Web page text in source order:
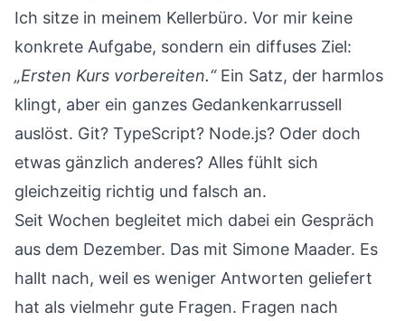
Ich sitze in meinem Kellerbüro. Vor mir keine
konkrete Aufgabe, sondern ein diffuses Ziel:
„Ersten Kurs vorbereiten.“Ein Satz, der harmlos
klingt, aber ein ganzes Gedankenkarrussell
auslöst. Git? TypeScript? Node.js? Oder doch
etwas gänzlich anderes? Alles fühlt sich
gleichzeitig richtig und falsch an.
Seit Wochen begleitet mich dabei ein Gespräch
aus dem Dezember. Das mit Simone Maader. Es
hallt nach, weil es weniger Antworten geliefert
hat als vielmehr gute Fragen. Fragen nach